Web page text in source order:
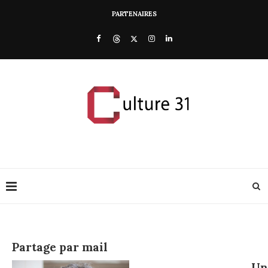
PARTENAIRES
Partage par mail